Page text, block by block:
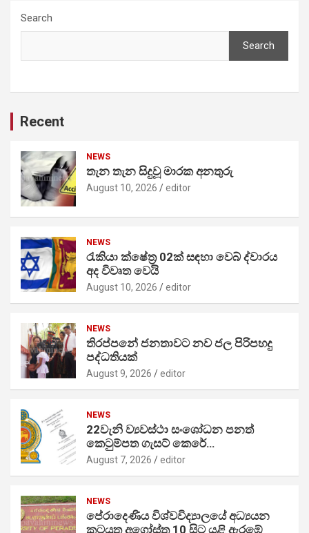
Search
Search
Recent
NEWS
තැන තැන සිදුවූ මාරක අනතුරු
August 10, 2026 editor
NEWS
රැකියා ක්ෂේත්‍ර 02ක් සඳහා වෙබ් ද්වාරය
අද විවෘත වෙයි
August 10, 2026 editor
NEWS
තිරප්පනේ ජනතාවට නව ජල පිරිපහදු
පද්ධතියක්
August 9, 2026 editor
NEWS
22වැනි ව්‍යවස්ථා සංශෝධන පනත්
කෙටුම්පත ගැසට් කෙරේ…
August 7, 2026 editor
NEWS
පේරාදෙණිය විශ්වවිද්‍යාලයේ අධ්‍යයන
කටයුතු අගෝස්තු 10 සිට යළි ඇරඹේ